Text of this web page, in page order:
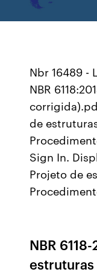
Nbr 16489 -
NBR
de
Sign In.
Projeto de
NBR